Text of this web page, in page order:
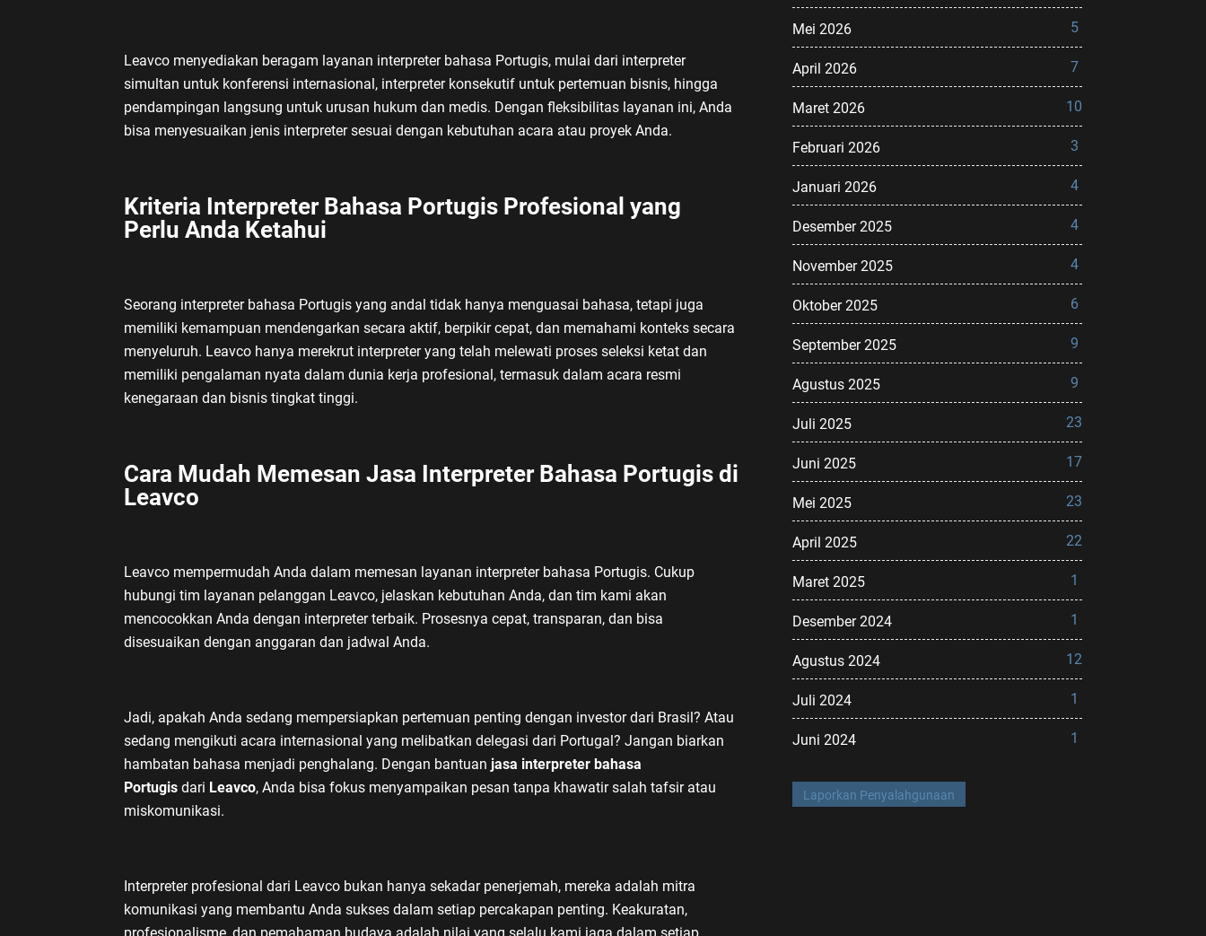
Leavco menyediakan beragam layanan interpreter bahasa Portugis, mulai dari interpreter
simultan untuk konferensi internasional, interpreter konsekutif untuk pertemuan bisnis, hingga
pendampingan langsung untuk urusan hukum dan medis. Dengan fleksibilitas layanan ini, Anda
bisa menyesuaikan jenis interpreter sesuai dengan kebutuhan acara atau proyek Anda.
Kriteria Interpreter Bahasa Portugis Profesional yang
Perlu Anda Ketahui
Seorang interpreter bahasa Portugis yang andal tidak hanya menguasai bahasa, tetapi juga
memiliki kemampuan mendengarkan secara aktif, berpikir cepat, dan memahami konteks secara
menyeluruh. Leavco hanya merekrut interpreter yang telah melewati proses seleksi ketat dan
memiliki pengalaman nyata dalam dunia kerja profesional, termasuk dalam acara resmi
kenegaraan dan bisnis tingkat tinggi.
Cara Mudah Memesan Jasa Interpreter Bahasa Portugis di
Leavco
Leavco mempermudah Anda dalam memesan layanan interpreter bahasa Portugis. Cukup
hubungi tim layanan pelanggan Leavco, jelaskan kebutuhan Anda, dan tim kami akan
mencocokkan Anda dengan interpreter terbaik. Prosesnya cepat, transparan, dan bisa
disesuaikan dengan anggaran dan jadwal Anda.
Jadi, apakah Anda sedang mempersiapkan pertemuan penting dengan investor dari Brasil? Atau
sedang mengikuti acara internasional yang melibatkan delegasi dari Portugal? Jangan biarkan
hambatan bahasa menjadi penghalang. Dengan bantuan jasa interpreter bahasa
Portugis dari Leavco, Anda bisa fokus menyampaikan pesan tanpa khawatir salah tafsir atau
miskomunikasi.
Interpreter profesional dari Leavco bukan hanya sekadar penerjemah, mereka adalah mitra
komunikasi yang membantu Anda sukses dalam setiap percakapan penting. Keakuratan,
Mei 2026 5
April 2026 7
Maret 2026 10
Februari 2026 3
Januari 2026 4
Desember 2025 4
November 2025 4
Oktober 2025 6
September 2025 9
Agustus 2025 9
Juli 2025 23
Juni 2025 17
Mei 2025 23
April 2025 22
Maret 2025 1
Desember 2024 1
Agustus 2024 12
Juli 2024 1
Juni 2024 1
Laporkan Penyalahgunaan